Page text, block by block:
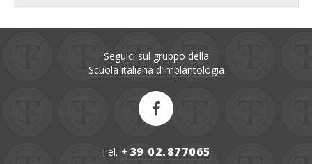
Seguici sul gruppo della
Scuola italiana d’implantologia
Tel. +39 02.877065